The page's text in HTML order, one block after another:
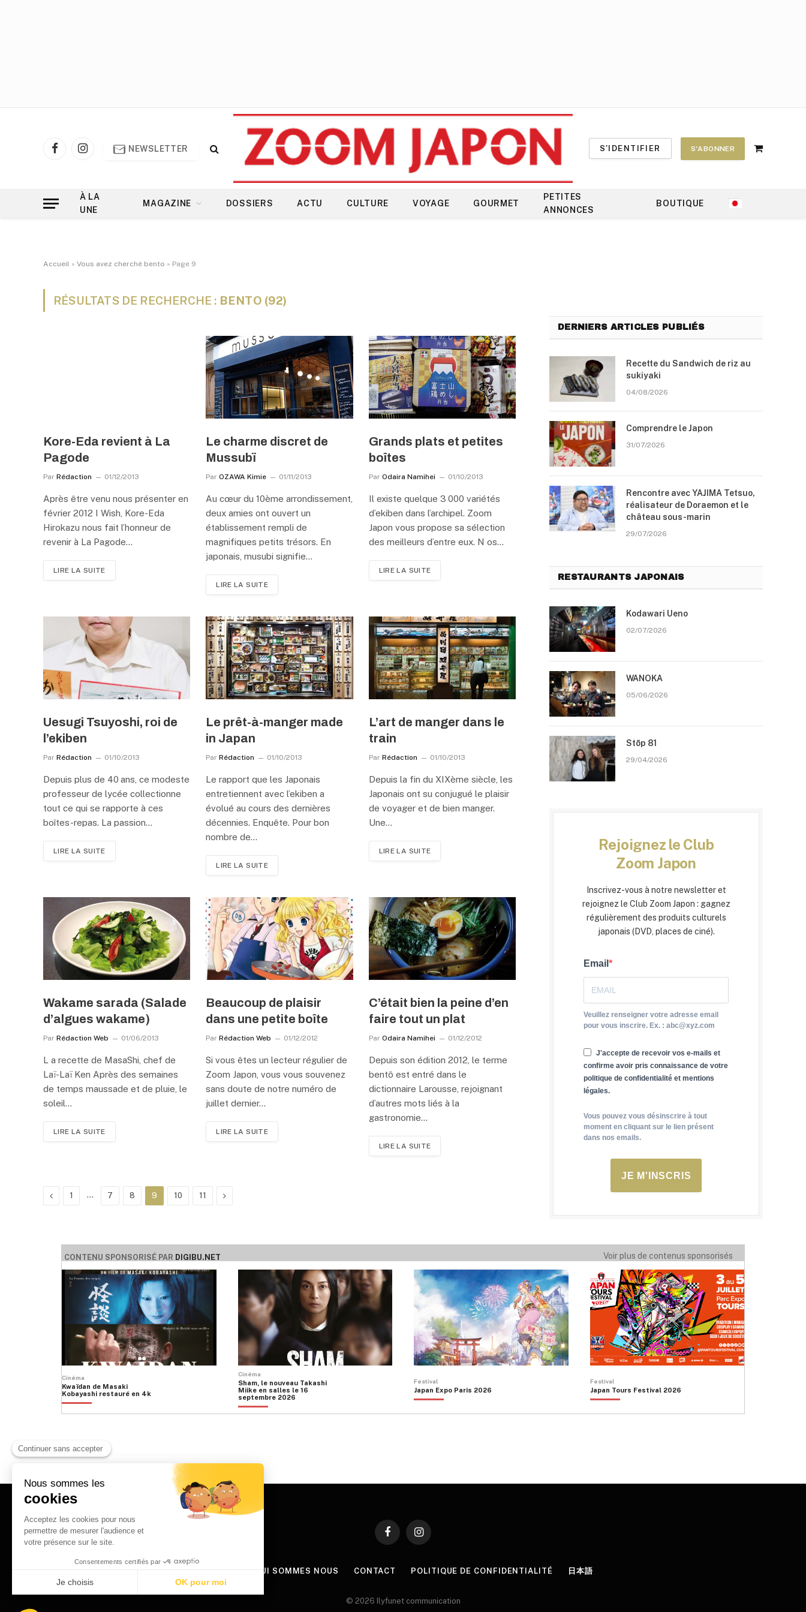
FacebookInstagram
NEWSLETTER S'IDENTIFIER S'ABONNER
Shopping
À LA
UNE
MAGAZINE DOSSIERS ACTU CULTURE VOYAGE GOURMET
PETITES
ANNONCES
BOUTIQUE
Accueil » Vous avez cherché bento » Page 9
RÉSULTATS DE RECHERCHE : BENTO (92)
Kore-Eda revient à La
Pagode
Par Rédaction 01/12/2013
Après être venu nous présenter en
février 2012 I Wish, Kore-Eda
Hirokazu nous fait l’honneur de
revenir à La Pagode…
LIRE LA SUITE
Le charme discret de
Mussubï
Par OZAWA Kimie 01/11/2013
Au cœur du 10ème arrondissement,
deux amies ont ouvert un
établissement rempli de
magnifiques petits trésors. En
japonais, musubi signifie…
LIRE LA SUITE
Grands plats et petites
boîtes
Par Odaira Namihei 01/10/2013
Il existe quelque 3 000 variétés
d’ekiben dans l’archipel. Zoom
Japon vous propose sa sélection
des meilleurs d’entre eux. N os…
LIRE LA SUITE
Uesugi Tsuyoshi, roi de
l’ekiben
Par Rédaction 01/10/2013
Depuis plus de 40 ans, ce modeste
professeur de lycée collectionne
tout ce qui se rapporte à ces
boîtes-repas. La passion…
LIRE LA SUITE
Le prêt-à-manger made
in Japan
Par Rédaction 01/10/2013
Le rapport que les Japonais
entretiennent avec l’ekiben a
évolué au cours des dernières
décennies. Enquête. Pour bon
nombre de…
LIRE LA SUITE
L’art de manger dans le
train
Par Rédaction 01/10/2013
Depuis la fin du XIXème siècle, les
Japonais ont su conjugué le plaisir
de voyager et de bien manger.
Une…
LIRE LA SUITE
Wakame sarada (Salade
d’algues wakame)
Par Rédaction Web 01/06/2013
L a recette de MasaShi, chef de
Laï-Laï Ken Après des semaines
de temps maussade et de pluie, le
soleil…
LIRE LA SUITE
Beaucoup de plaisir
dans une petite boîte
Par Rédaction Web 01/12/2012
Si vous êtes un lecteur régulier de
Zoom Japon, vous vous souvenez
sans doute de notre numéro de
juillet dernier…
LIRE LA SUITE
C’était bien la peine d’en
faire tout un plat
Par Odaira Namihei 01/12/2012
Depuis son édition 2012, le terme
bentô est entré dans le
dictionnaire Larousse, rejoignant
d’autres mots liés à la
gastronomie…
LIRE LA SUITE
Précédent
1 … 7 8 9 10 11 Suivant
DERNIERS ARTICLES PUBLIÉS
Recette du Sandwich de riz au
sukiyaki
04/08/2026
Comprendre le Japon
31/07/2026
Rencontre avec YAJIMA Tetsuo,
réalisateur de Doraemon et le
château sous-marin
29/07/2026
RESTAURANTS JAPONAIS
Kodawari Ueno
02/07/2026
WANOKA
05/06/2026
Stōp 81
29/04/2026
Rejoignez le Club
Zoom Japon
Inscrivez-vous à notre newsletter et
rejoignez le Club Zoom Japon : gagnez
régulièrement des produits culturels
japonais (DVD, places de ciné).
Email
Veuillez renseigner votre adresse email
pour vous inscrire. Ex. : abc@xyz.com
J'accepte de recevoir vos e-mails et
confirme avoir pris connaissance de votre
politique de confidentialité et mentions
légales.
Vous pouvez vous désinscrire à tout
moment en cliquant sur le lien présent
dans nos emails.
JE M'INSCRIS
CONTENU SPONSORISÉ PAR DIGIBU.NET Voir plus de contenus sponsorisés
Cinéma
Kwaïdan de Masaki
Kobayashi restauré en 4k
Cinéma
Sham, le nouveau Takashi
Miike en salles le 16
septembre 2026
Festival
Japan Expo Paris 2026
Festival
Japan Tours Festival 2026
FacebookInstagram
QUI SOMMES NOUS CONTACT POLITIQUE DE CONFIDENTIALITÉ 日本語
© 2026 Ilyfunet communication